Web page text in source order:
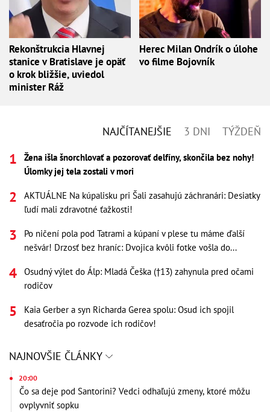
Rekonštrukcia Hlavnej
stanice v Bratislave je opäť
o krok bližšie, uviedol
minister Ráž
Herec Milan Ondrík o úlohe
vo filme Bojovník
NAJČÍTANEJŠIE 3 DNI TÝŽDEŇ
Žena išla šnorchlovať a pozorovať delfíny, skončila bez nohy!
Úlomky jej tela zostali v mori
AKTUÁLNE Na kúpalisku pri Šali zasahujú záchranári: Desiatky
ľudí mali zdravotné ťažkosti!
Po ničení pola pod Tatrami a kúpaní v plese tu máme ďalší
nešvár! Drzosť bez hraníc: Dvojica kvôli fotke vošla do...
Osudný výlet do Álp: Mladá Češka (†13) zahynula pred očami
rodičov
Kaia Gerber a syn Richarda Gerea spolu: Osud ich spojil
desaťročia po rozvode ich rodičov!
NAJNOVŠIE ČLÁNKY
20:00
Čo sa deje pod Santorini? Vedci odhaľujú zmeny, ktoré môžu
ovplyvniť sopku